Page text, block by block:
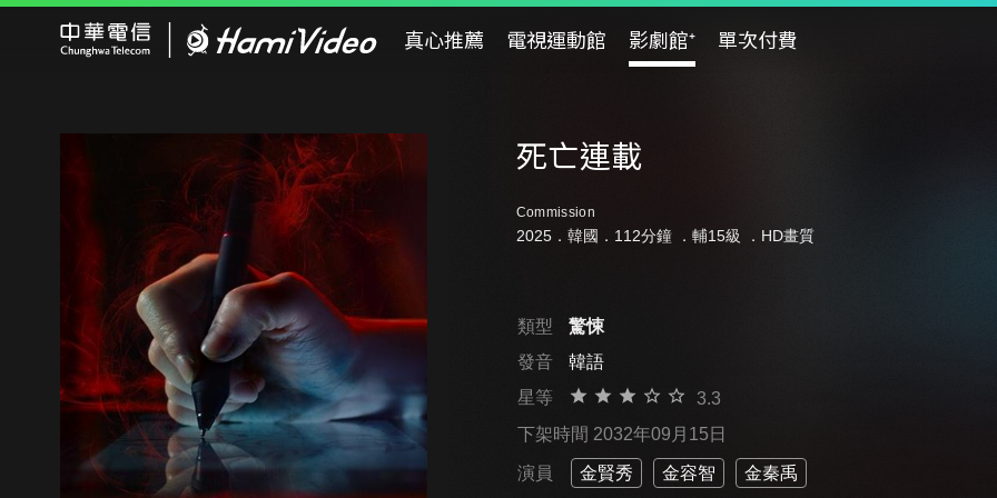
真心推薦 電視運動館 影劇館⁺ 單次付費
死亡連載
Commission
2025．韓國．112分鐘 ． 輔15級 ．HD畫質
類型
驚悚
發音
韓語
星等
3.3
下架時間 2032年09月15日
演員 金賢秀 金容智 金秦禹